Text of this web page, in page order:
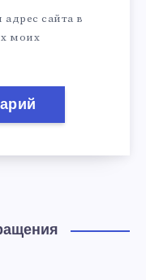
сайта в
моих